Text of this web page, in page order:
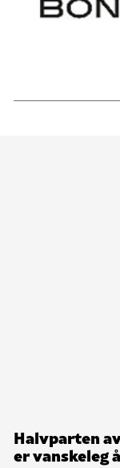
Halvparten
er vanskeleg